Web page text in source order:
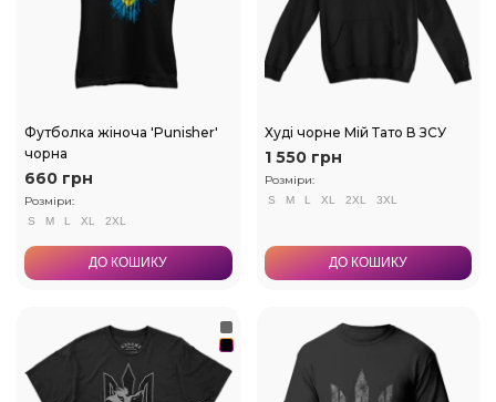
Футболка жіноча 'Punisher'
чорна
660 грн
Розміри:
S M L XL 2XL
ДО КОШИКУ
Худі чорне Мій Тато В ЗСУ
1 550 грн
Розміри:
S M L XL 2XL 3XL
ДО КОШИКУ